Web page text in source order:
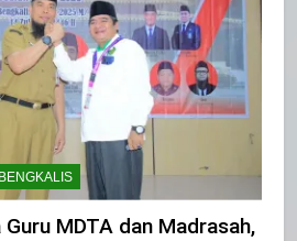
MDTA dan Madrasah,